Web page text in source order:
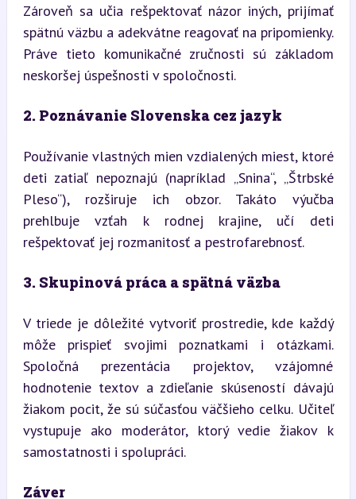
Zároveň sa učia rešpektovať názor iných, prijímať
spätnú väzbu a adekvátne reagovať na pripomienky.
Práve tieto komunikačné zručnosti sú základom
neskoršej úspešnosti v spoločnosti.
2. Poznávanie Slovenska cez jazyk
Používanie vlastných mien vzdialených miest, ktoré
deti zatiaľ nepoznajú (napríklad „Snina“, „Štrbské
Pleso“), rozširuje ich obzor. Takáto výučba
prehlbuje vzťah k rodnej krajine, učí deti
rešpektovať jej rozmanitosť a pestrofarebnosť.
3. Skupinová práca a spätná väzba
V triede je dôležité vytvoriť prostredie, kde každý
môže prispieť svojimi poznatkami i otázkami.
Spoločná prezentácia projektov, vzájomné
hodnotenie textov a zdieľanie skúseností dávajú
žiakom pocit, že sú súčasťou väčšieho celku. Učiteľ
vystupuje ako moderátor, ktorý vedie žiakov k
samostatnosti i spolupráci.
Záver